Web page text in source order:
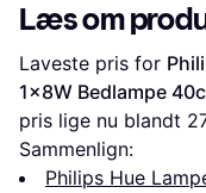
Læs om
Laveste pris for
1x8W Bedlampe
pris lige nu blandt
Sammenlign:
Philips Hue